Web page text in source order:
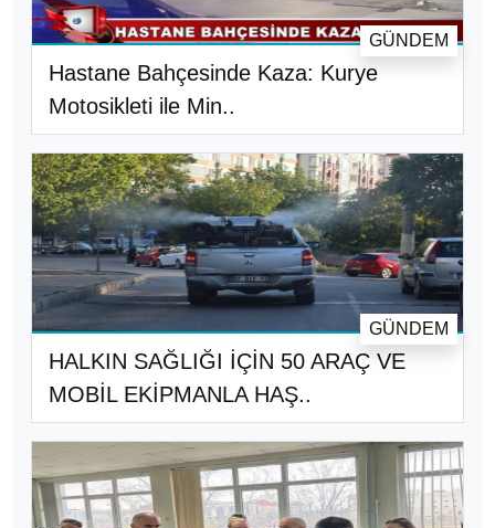
Hastane Bahçesinde Kaza: Kurye
Motosikleti ile Min..
GÜNDEM
HALKIN SAĞLIĞI İÇİN 50 ARAÇ VE
MOBİL EKİPMANLA HAŞ..
GÜNDEM